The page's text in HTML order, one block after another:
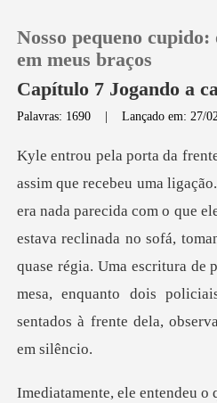
Loja
Histórico
Baixar App
Nosso pequeno
em meus braços
Capítulo 7 Jogando a
Palavras: 1690 |Lançado em: 27/
m o que
estava reclinada no sofá,
quase régia. Uma escritura de
entendeu o